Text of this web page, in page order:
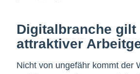
Digitalbranche gilt
attraktiver
Nicht von ungefähr kommt der